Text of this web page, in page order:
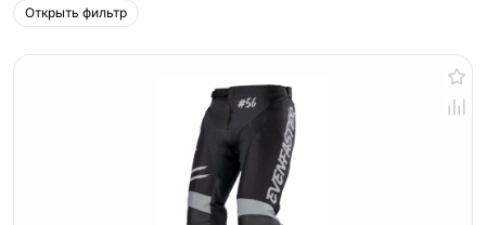
Открыть фильтр